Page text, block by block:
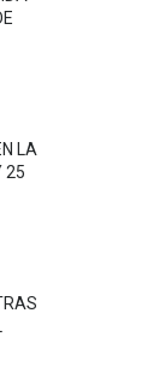
LA
25